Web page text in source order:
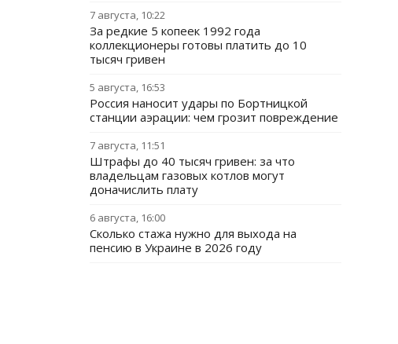
7 августа, 10:22
За редкие 5 копеек 1992 года
коллекционеры готовы платить до 10
тысяч гривен
5 августа, 16:53
Россия наносит удары по Бортницкой
станции аэрации: чем грозит повреждение
7 августа, 11:51
Штрафы до 40 тысяч гривен: за что
владельцам газовых котлов могут
доначислить плату
6 августа, 16:00
Сколько стажа нужно для выхода на
пенсию в Украине в 2026 году